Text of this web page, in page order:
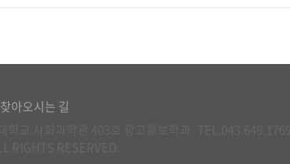
찾아오시는 길